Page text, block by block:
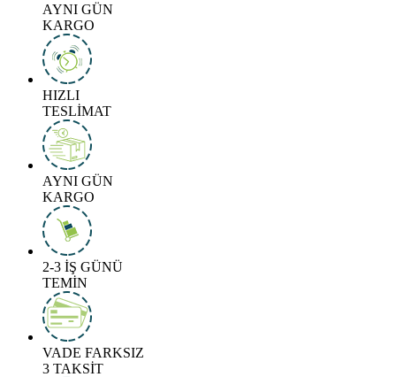
AYNI GÜN
KARGO
HIZLI
TESLİMAT
AYNI GÜN
KARGO
2-3 İŞ GÜNÜ
TEMİN
VADE FARKSIZ
3 TAKSİT